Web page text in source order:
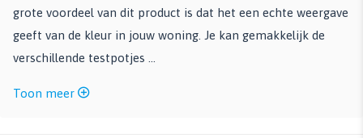
grote voordeel van dit product is dat het een echte weergave
geeft van de kleur in jouw woning. Je kan gemakkelijk de
verschillende testpotjes ...
Toon meer